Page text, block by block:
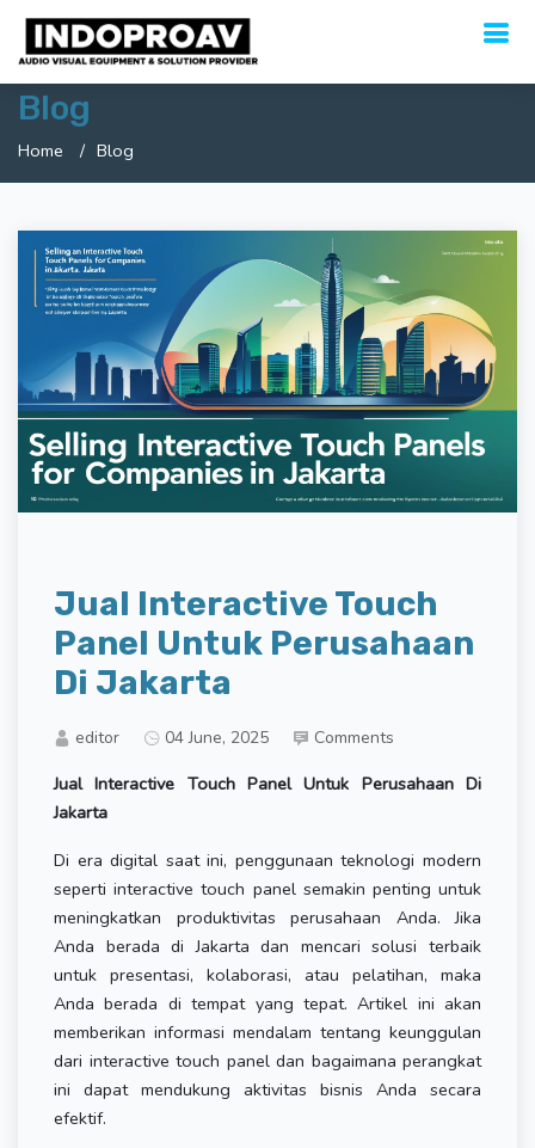
Blog
Home Blog
Jual Interactive Touch
Panel Untuk Perusahaan
Di Jakarta
editor 04 June, 2025 Comments
Jual Interactive Touch Panel Untuk Perusahaan Di
Jakarta
Di era digital saat ini, penggunaan teknologi modern
seperti interactive touch panel semakin penting untuk
meningkatkan produktivitas perusahaan Anda. Jika
Anda berada di Jakarta dan mencari solusi terbaik
untuk presentasi, kolaborasi, atau pelatihan, maka
Anda berada di tempat yang tepat. Artikel ini akan
memberikan informasi mendalam tentang keunggulan
dari interactive touch panel dan bagaimana perangkat
ini dapat mendukung aktivitas bisnis Anda secara
efektif.